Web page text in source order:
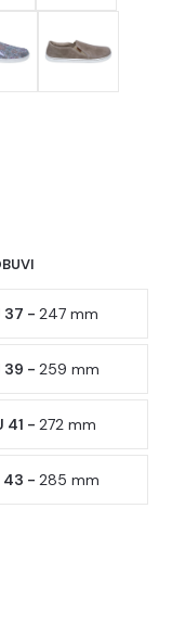
37 -247 mm
39 - 259 mm
41 - 272 mm
43 -285 mm